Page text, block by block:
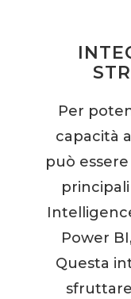
Per
capacità
può
Power
Questa